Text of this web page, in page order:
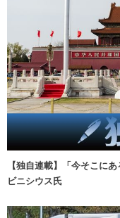
【独自連載】「今そこに
ビニシウス氏